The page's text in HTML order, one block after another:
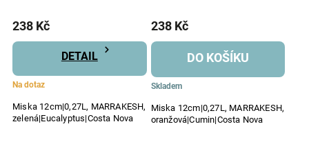
Miska 12cm|0,27L, MARRAKESH,
zelená|Eucalyptus|Costa Nova
Na dotaz
238 Kč
DETAIL
Miska 12cm|0,27L, MARRAKESH,
oranžová|Cumin|Costa Nova
Skladem
238 Kč
DO KOŠÍKU